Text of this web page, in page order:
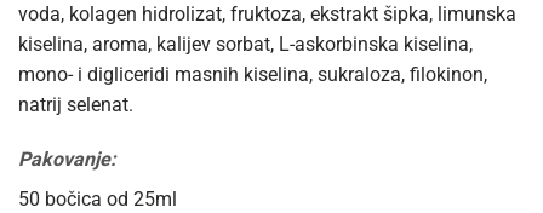
voda, kolagen hidrolizat, fruktoza, ekstrakt šipka, limunska
kiselina, aroma, kalijev sorbat, L-askorbinska kiselina,
mono- i digliceridi masnih kiselina, sukraloza, filokinon,
natrij selenat.
Pakovanje:
50 bočica od 25ml